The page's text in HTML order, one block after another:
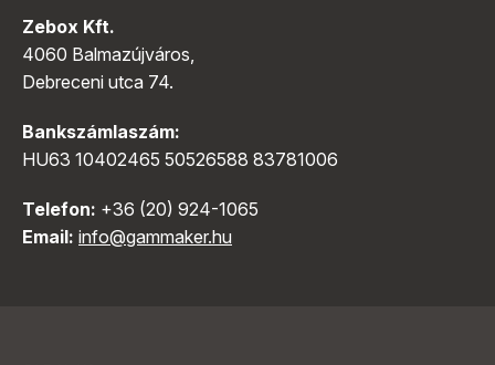
Zebox Kft.
4060 Balmazújváros,
Debreceni utca 74.
Bankszámlaszám:
HU63 10402465 50526588 83781006
Telefon: +36 (20) 924-1065
Email: info@gammaker.hu